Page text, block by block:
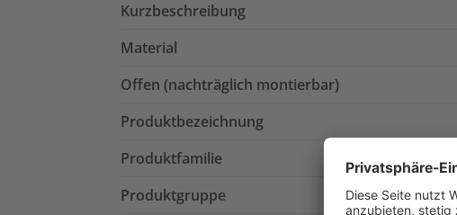
Kurzbeschreibung
Material
Offen (nachträglich montierbar)
Produktbezeichnung
Produktfamilie
Produktgruppe